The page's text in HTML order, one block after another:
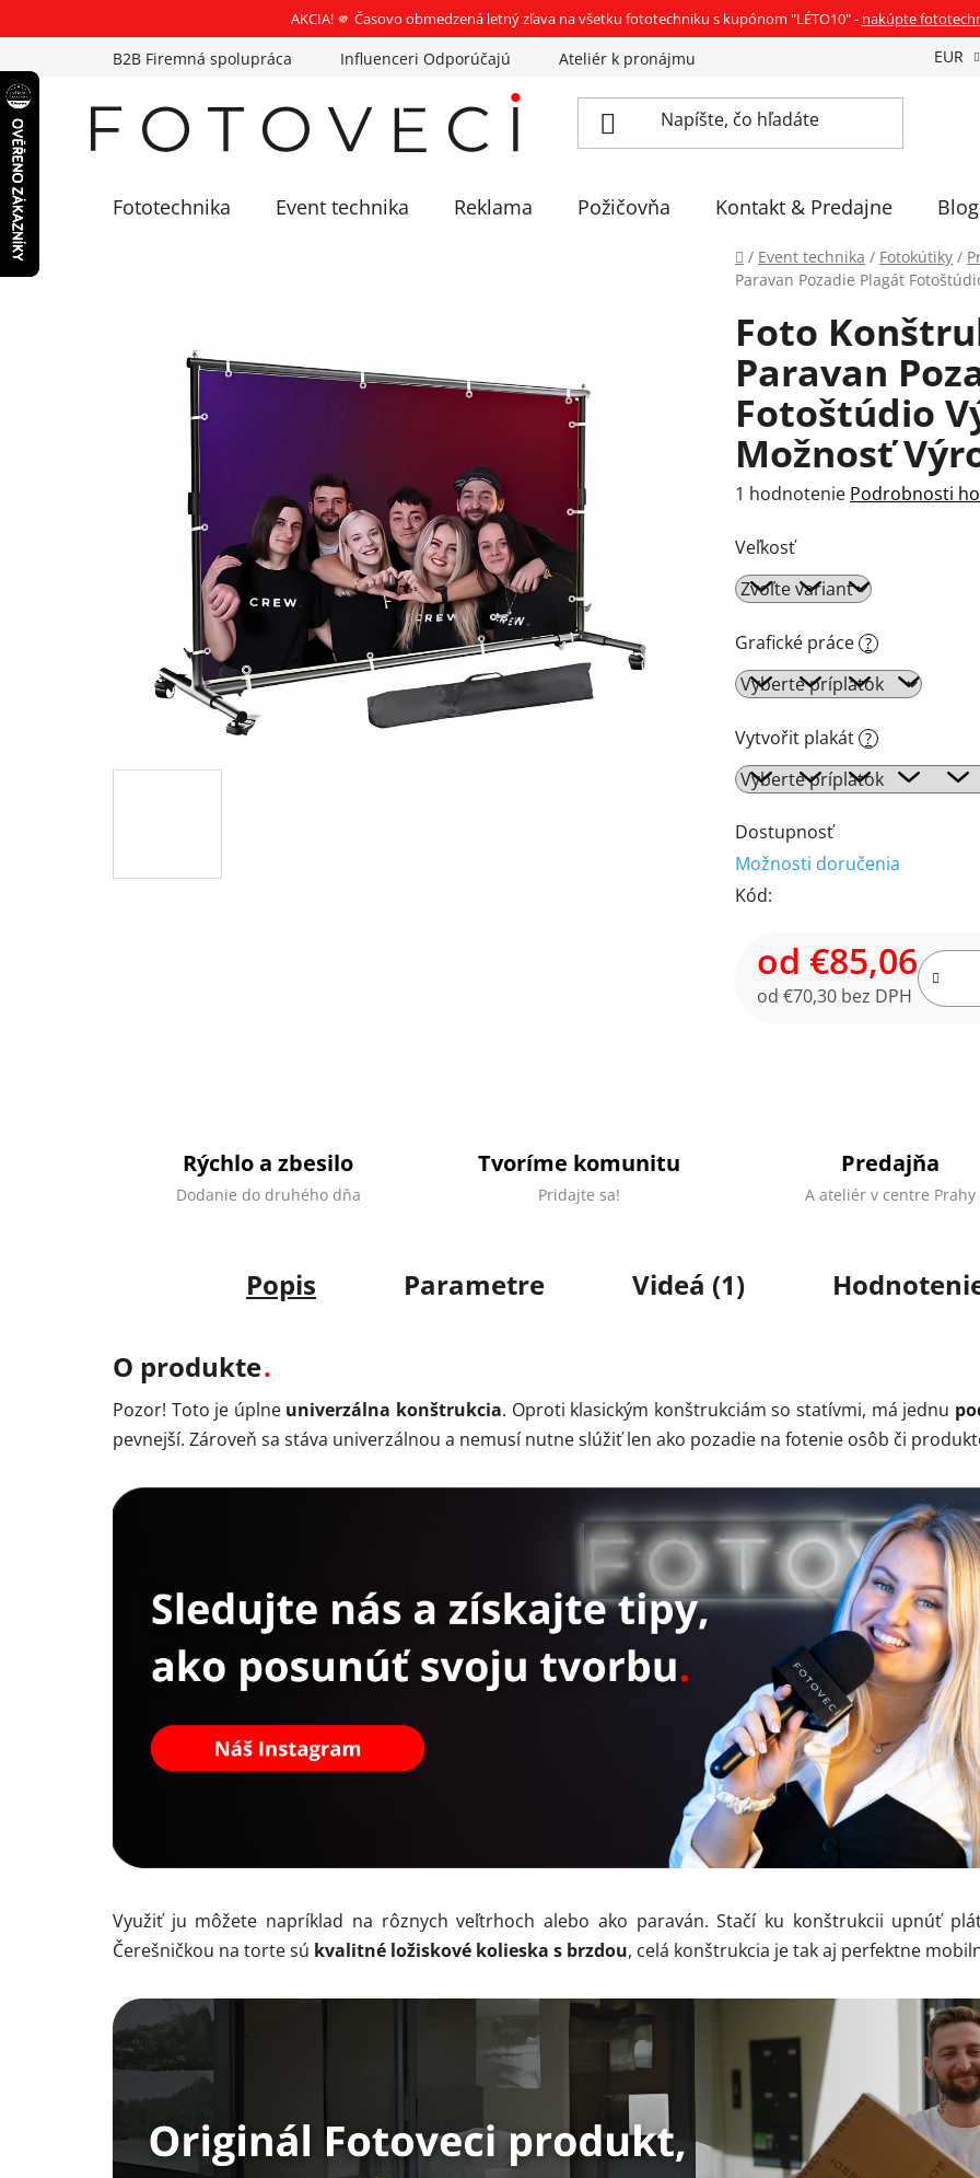
AKCIA! 🫵 Časovo obmedzená letný zľava na všetku fototechniku s kupónom "LÉTO10" - nakúpte
na
obsah
B2B Firemná spolupráca Influenceri Odporúčajú Ateliér k pronájmu EUR
Fototechnika Event technika Reklama Požičovňa Kontakt & Predajne Blog
Domov
/ Event technika / Fotokútiky /
Paravan Pozadie Plagát
Foto
Paravan
Fotoštúdio
Možnosť
Priemerné
produktu
je
5,0
z
5
hviezdičiek.
1 hodnotenie Podrobnosti
Veľkosť
Grafické práce ?
Vytvořit plakát ?
Dostupnosť
Možnosti doručenia
Kód:
od €85,06
od €70,30 bez DPH
Rýchlo a zbesilo
Dodanie do druhého dňa
Tvoríme komunitu
Pridajte sa!
Predajňa
A ateliér v centre Prahy
Popis Parametre Videá (1)
O produkte
Pozor! Toto je úplne univerzálna konštrukcia. Oproti klasickým konštrukciám so statívmi, má jednu
pevnejší. Zároveň sa stáva univerzálnou a nemusí nutne slúžiť len ako pozadie na fotenie osôb či
Využiť ju môžete napríklad na rôznych veľtrhoch alebo ako paraván. Stačí ku konštrukcii upnúť
Čerešničkou na torte sú kvalitné ložiskové kolieska s brzdou, celá konštrukcia je tak aj perfektne
Newsletter ×